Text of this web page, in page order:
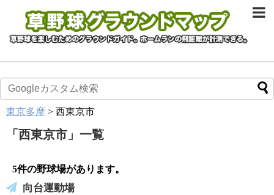
東京多摩 > 西東京市
「 西東京市 」 一覧
5件の野球場があります。
向台運動場